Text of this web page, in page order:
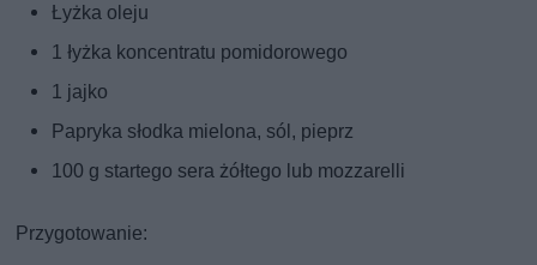
Łyżka oleju
1 łyżka koncentratu pomidorowego
1 jajko
Papryka słodka mielona, sól, pieprz
100 g startego sera żółtego lub mozzarelli
Przygotowanie: